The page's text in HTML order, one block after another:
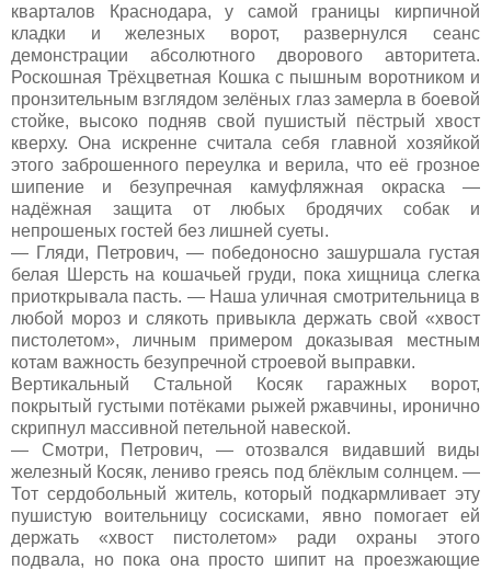
кварталов Краснодара, у самой границы кирпичной
кладки и железных ворот, развернулся сеанс
демонстрации абсолютного дворового авторитета.
Роскошная Трёхцветная Кошка с пышным воротником и
пронзительным взглядом зелёных глаз замерла в боевой
стойке, высоко подняв свой пушистый пёстрый хвост
кверху. Она искренне считала себя главной хозяйкой
этого заброшенного переулка и верила, что её грозное
шипение и безупречная камуфляжная окраска —
надёжная защита от любых бродячих собак и
непрошеных гостей без лишней суеты.
— Гляди, Петрович, — победоносно зашуршала густая
белая Шерсть на кошачьей груди, пока хищница слегка
приоткрывала пасть. — Наша уличная смотрительница в
любой мороз и слякоть привыкла держать свой «хвост
пистолетом», личным примером доказывая местным
котам важность безупречной строевой выправки.
Вертикальный Стальной Косяк гаражных ворот,
покрытый густыми потёками рыжей ржавчины, иронично
скрипнул массивной петельной навеской.
— Смотри, Петрович, — отозвался видавший виды
железный Косяк, лениво греясь под блёклым солнцем. —
Тот сердобольный житель, который подкармливает эту
пушистую воительницу сосисками, явно помогает ей
держать «хвост пистолетом» ради охраны этого
подвала, но пока она просто шипит на проезжающие